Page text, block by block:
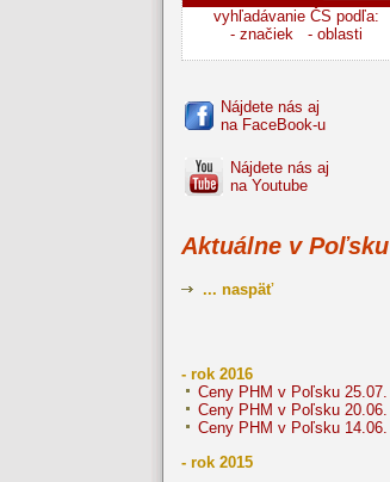
vyhľadávanie ČS podľa:
- značiek
- oblasti
Nájdete nás aj
na FaceBook-u
Nájdete nás aj
na Youtube
Aktuálne v Poľsku
... naspäť
- rok 2016
Ceny PHM v Poľsku 25.07.
Ceny PHM v Poľsku 20.06.
Ceny PHM v Poľsku 14.06.
- rok 2015